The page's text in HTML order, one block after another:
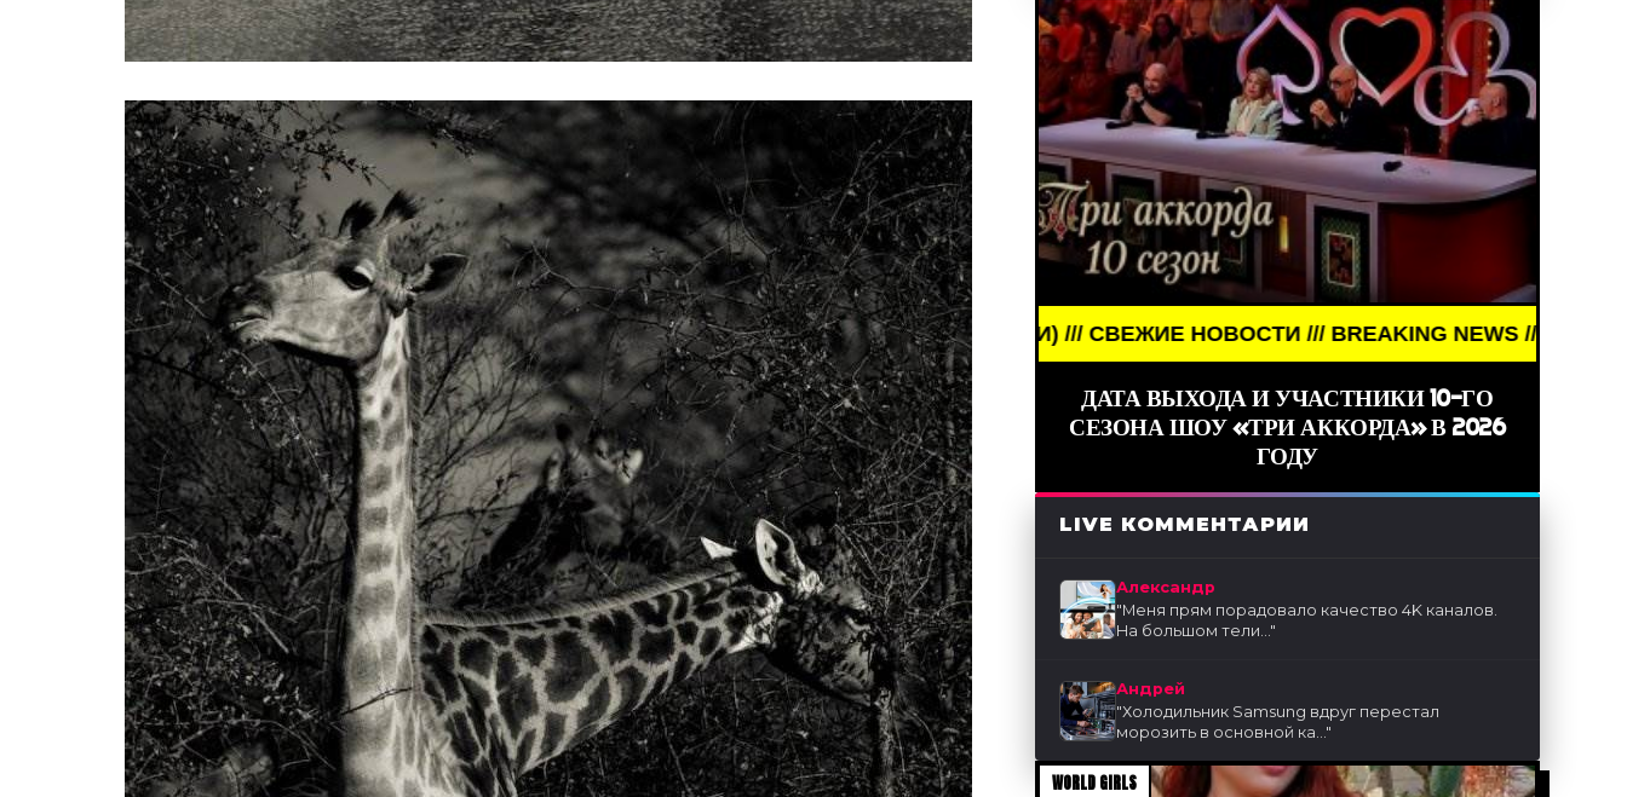
BREAKING NEWS /// НОВОСТИ (СМИ) /// СВЕЖИЕ НОВОСТИ /// BREAKING NEWS /// НОВОСТИ (СМИ) /// СВЕЖИЕ
ДАТА ВЫХОДА И УЧАСТНИКИ 10-ГО
СЕЗОНА ШОУ «ТРИ АККОРДА» В 2026
ГОДУ
LIVE КОММЕНТАРИИ
Александр
"Меня прям порадовало качество 4K каналов.
На большом тели..."
Андрей
"Холодильник Samsung вдруг перестал
морозить в основной ка..."
WORLD GIRLS